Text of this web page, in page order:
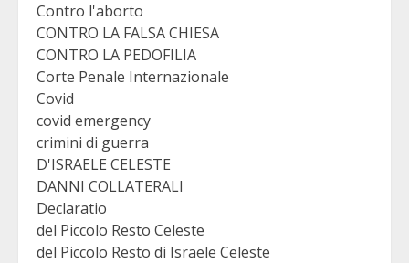
Contro l'aborto
CONTRO LA FALSA CHIESA
CONTRO LA PEDOFILIA
Corte Penale Internazionale
Covid
covid emergency
crimini di guerra
D'ISRAELE CELESTE
DANNI COLLATERALI
Declaratio
del Piccolo Resto Celeste
del Piccolo Resto di Israele Celeste